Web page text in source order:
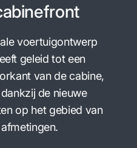
voertuigontwerp
geleid tot een
van de cabine,
de nieuwe
op het gebied van